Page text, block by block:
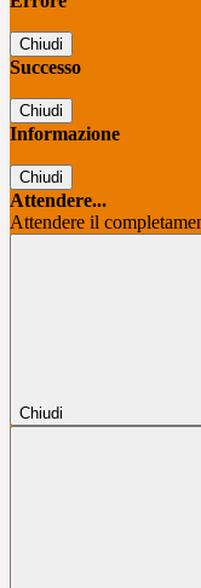
Chiudi
Successo
Chiudi
Informazione
Chiudi
Attendere...
Attendere il
Chiudi